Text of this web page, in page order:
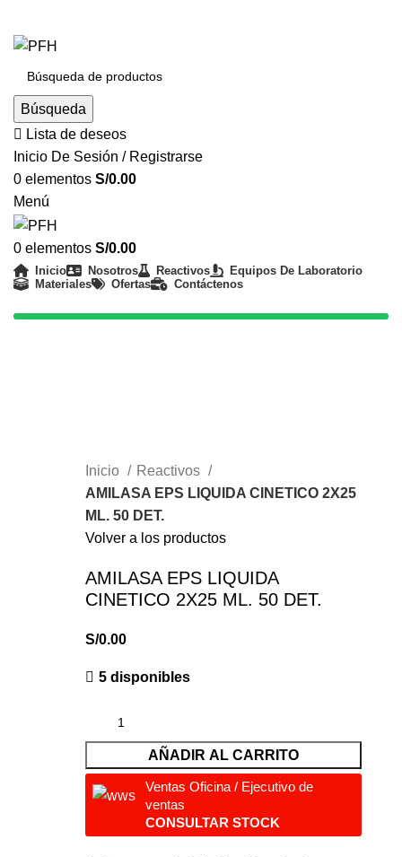
Búsqueda
Lista de deseos
Inicio De Sesión / Registrarse
0 elementos S/0.00
Menú
0 elementos S/0.00
Inicio Nosotros Reactivos
Equipos De Laboratorio
Materiales
Ofertas Contáctenos
Inicio
Reactivos
AMILASA EPS LIQUIDA CINETICO 2X25
ML. 50 DET.
Volver a los productos
AMILASA EPS LIQUIDA
CINETICO 2X25 ML. 50 DET.
S/0.00
5 disponibles
AÑADIR AL CARRITO
Ventas Oficina / Ejecutivo de
ventas
CONSULTAR STOCK